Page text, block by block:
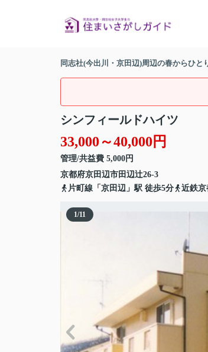
同志社(今出川・京田辺)周辺の春からひ
シンフィールドハイツ
33,000～40,000円
管理/共益費 5,000円
京都府京田辺市田辺辻26-3
片町線 「 京田辺 」駅 徒歩5分 近鉄京
1/11